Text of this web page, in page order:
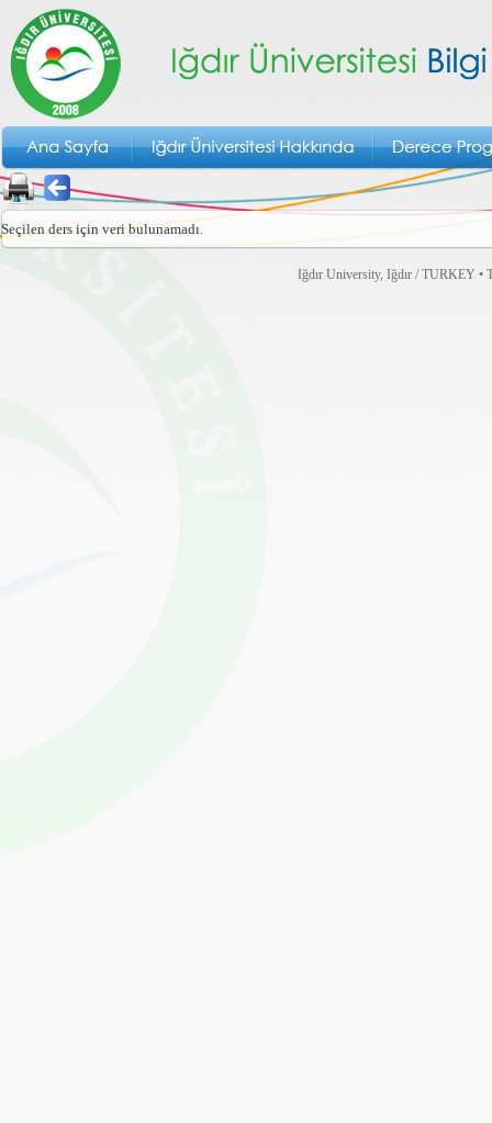
Seçilen ders için veri bulunamadı.
Iğdır University, Iğdır / TURKEY •